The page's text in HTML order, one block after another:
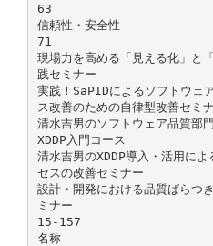
63
信頼性・安全性
71
現場力を高める「見える化」と
践セミナー
実践！SaPIDによるソフトウェ
ス改善のための自律型改善セミ
清水吉男のソフトウェア品質部
XDDP入門コース
清水吉男のXDDP導入・活用によ
セスの改善セミナー
設計・開発における品質ばらつ
ミナー
15-157
名称